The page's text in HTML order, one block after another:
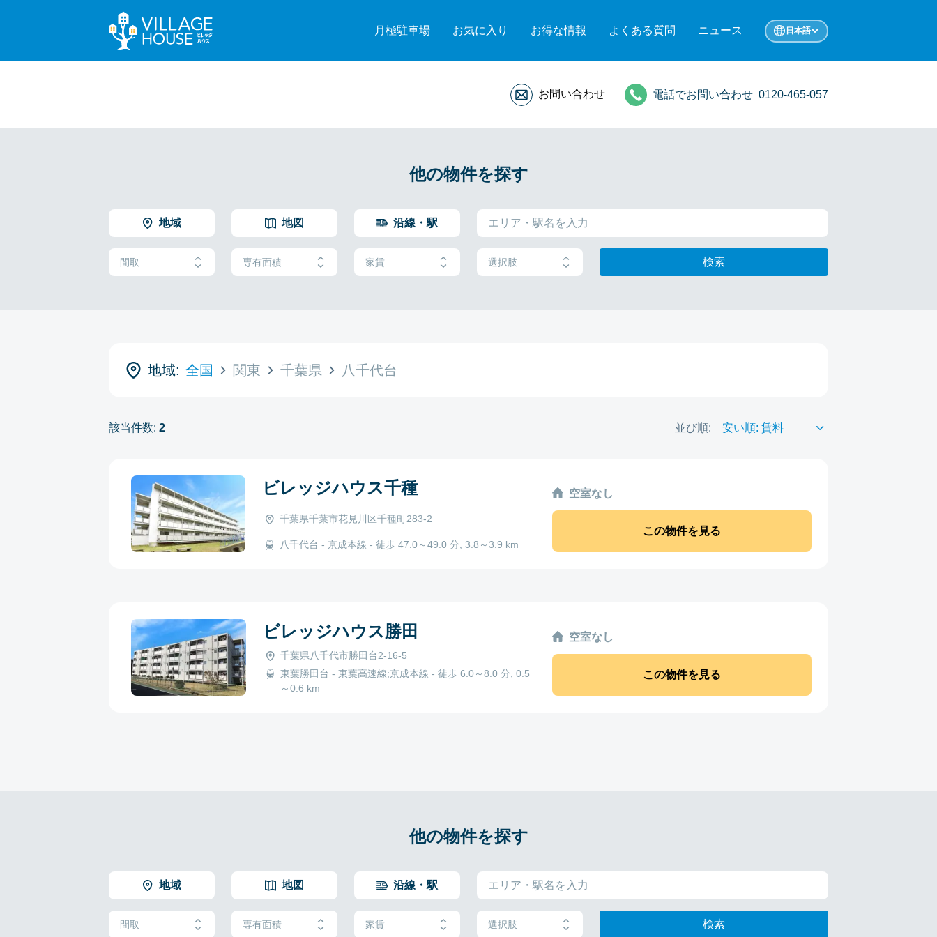
月極駐車場 お気に入り お得な情報 よくある質問 ニュース 日本語
お問い合わせ 電話でお問い合わせ 0120-465-057
他の物件を探す
地域 地図 沿線・駅
間取 専有面積 家賃 選択肢 検索
地域: 全国 関東 千葉県 八千代台
該当件数: 2 並び順:
ビレッジハウス千種
千葉県千葉市花見川区千種町283-2
八千代台 - 京成本線 - 徒歩 47.0～49.0 分, 3.8～3.9 km
空室なし
この物件を見る
ビレッジハウス勝田
千葉県八千代市勝田台2-16-5
東葉勝田台 - 東葉高速線;京成本線 - 徒歩 6.0～8.0 分, 0.5
～0.6 km
空室なし
この物件を見る
他の物件を探す
地域 地図 沿線・駅
間取 専有面積 家賃 選択肢 検索